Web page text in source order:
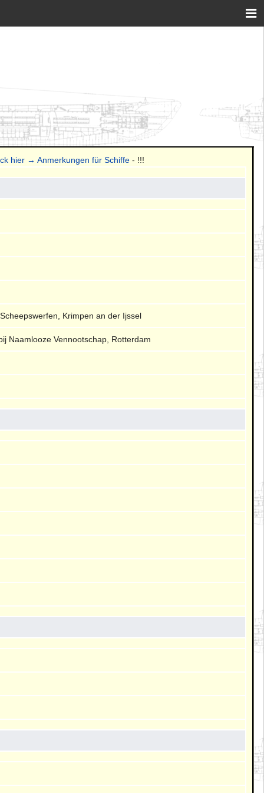
hier → Anmerkungen für Schiffe - !!!
Krimpen an der Ijssel
Naamlooze Vennootschap, Rotterdam